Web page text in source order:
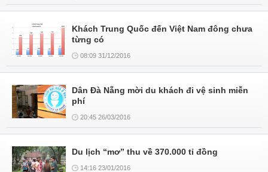
Khách Trung Quốc đến Việt Nam đông chưa
từng có
08:09 31/12/2016
Dân Đà Nẵng mời du khách đi vệ sinh miễn
phí
20:45 26/03/2016
Du lịch “mơ” thu về 370.000 tỉ đồng
14:16 23/01/2016